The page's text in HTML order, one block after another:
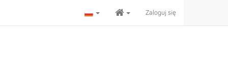
Zaloguj się